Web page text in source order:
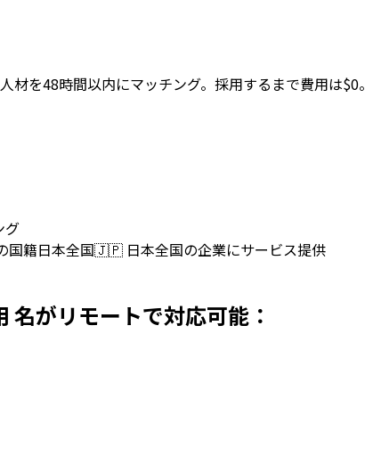
を48時間以内にマッチング。採用するまで費用は$0。
グ
国籍日本全国🇯🇵 日本全国の企業にサービス提供
がリモートで対応可能：